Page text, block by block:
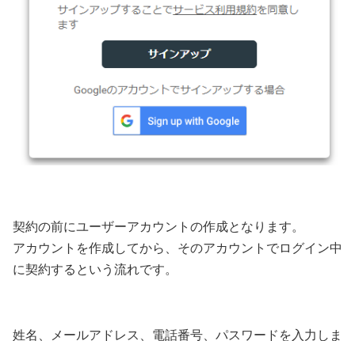
契約の前にユーザーアカウントの作成となります。
アカウントを作成してから、そのアカウントでログイン中
に契約するという流れです。
姓名、メールアドレス、電話番号、パスワードを入力しま